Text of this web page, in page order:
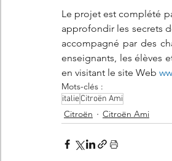
Le projet est complété
approfondir les secrets
accompagné par des
enseignants, les élèves
en visitant le site Web
Mots-clés :
italieCitroën Ami
Citroën Citroën Ami